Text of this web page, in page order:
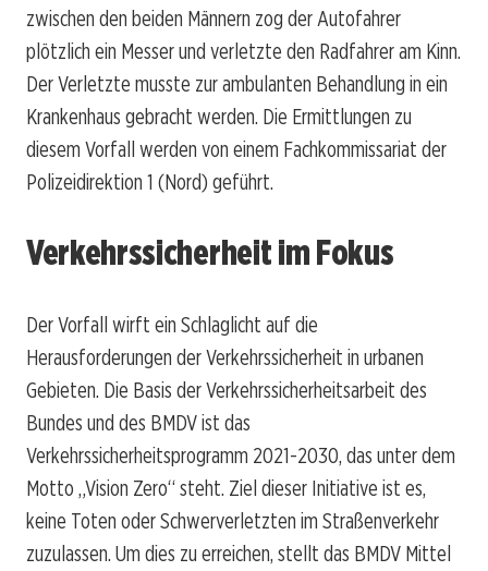
zwischen den beiden Männern zog der Autofahrer
plötzlich ein Messer und verletzte den Radfahrer am Kinn.
Der Verletzte musste zur ambulanten Behandlung in ein
Krankenhaus gebracht werden. Die Ermittlungen zu
diesem Vorfall werden von einem Fachkommissariat der
Polizeidirektion 1 (Nord) geführt.
Verkehrssicherheit im Fokus
Der Vorfall wirft ein Schlaglicht auf die
Herausforderungen der Verkehrssicherheit in urbanen
Gebieten. Die Basis der Verkehrssicherheitsarbeit des
Bundes und des BMDV ist das
Verkehrssicherheitsprogramm 2021-2030, das unter dem
Motto „Vision Zero“ steht. Ziel dieser Initiative ist es,
keine Toten oder Schwerverletzten im Straßenverkehr
zuzulassen. Um dies zu erreichen, stellt das BMDV Mittel